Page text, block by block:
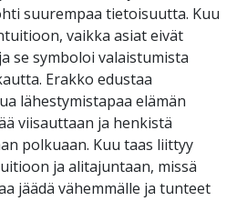
suurempaa tietoisuutta. Kuu
vaikka asiat eivät
se symboloi valaistumista
Erakko edustaa
lähestymistapaa elämän
viisauttaan ja henkistä
polkuaan. Kuu taas liittyy
ja alitajuntaan, missä
jäädä vähemmälle ja tunteet